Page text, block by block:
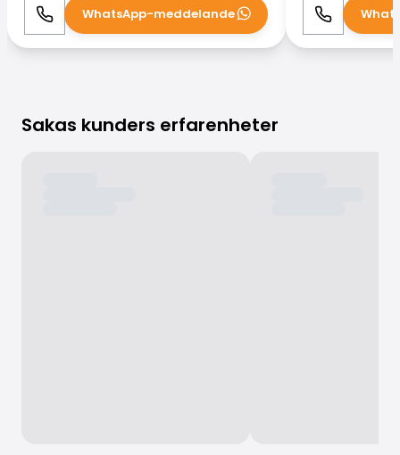
Ring WhatsApp
WhatsApp-meddelande Ring
Sakas kunders erfarenheter